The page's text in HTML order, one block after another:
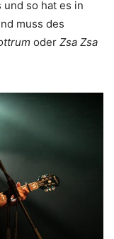
so hat es in
muss des
oder Zsa Zsa